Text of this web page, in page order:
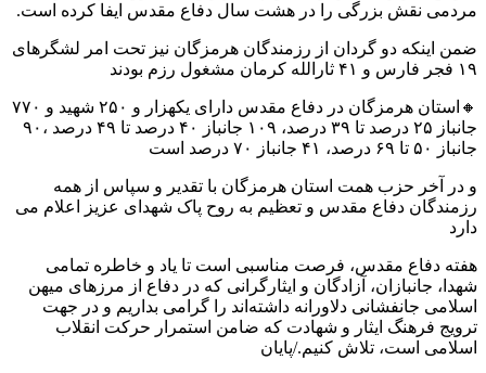
مردمی نقش بزرگی را در هشت سال دفاع مقدس ایفا کرده است.
ضمن اینکه دو گردان از رزمندگان هرمزگان نیز تحت امر لشگرهای
۱۹ فجر فارس و ۴۱ ثارالله کرمان مشغول رزم بودند
🔸استان هرمزگان در دفاع مقدس دارای یکهزار و ۲۵۰ شهید و ۷۷۰
جانباز ۲۵ درصد تا ۳۹ درصد، ۱۰۹ جانباز ۴۰ درصد تا ۴۹ درصد ،۹۰
جانباز ۵۰ تا ۶۹ درصد، ۴۱ جانباز ۷۰ درصد است
و در آخر حزب همت استان هرمزگان با تقدیر و سپاس از همه
رزمندگان دفاع مقدس و تعظیم به روح پاک شهدای عزیز اعلام می
دارد
هفته دفاع مقدس، فرصت مناسبی است تا یاد و خاطره تمامی
شهدا، جانبازان، آزادگان و ایثارگرانی که در دفاع از مرزهای میهن
اسلامی جانفشانی دلاورانه داشته‌اند را گرامی بداریم و در جهت
ترویج فرهنگ ایثار و شهادت که ضامن استمرار حرکت انقلاب
اسلامی است، تلاش کنیم./پایان